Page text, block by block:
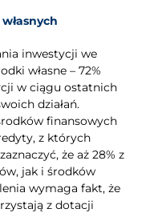
inwestycji we
własne – 72%
w ciągu ostatnich
działań.
finansowych
z których
że aż 28% z
jak i środków
wymaga fakt, że
z dotacji